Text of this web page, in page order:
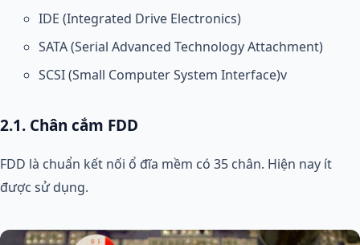
IDE (Integrated Drive Electronics)
SATA (Serial Advanced Technology Attachment)
SCSI (Small Computer System Interface)v
2.1. Chân cắm FDD
FDD là chuẩn kết nối ổ đĩa mềm có 35 chân. Hiện nay ít
được sử dụng.